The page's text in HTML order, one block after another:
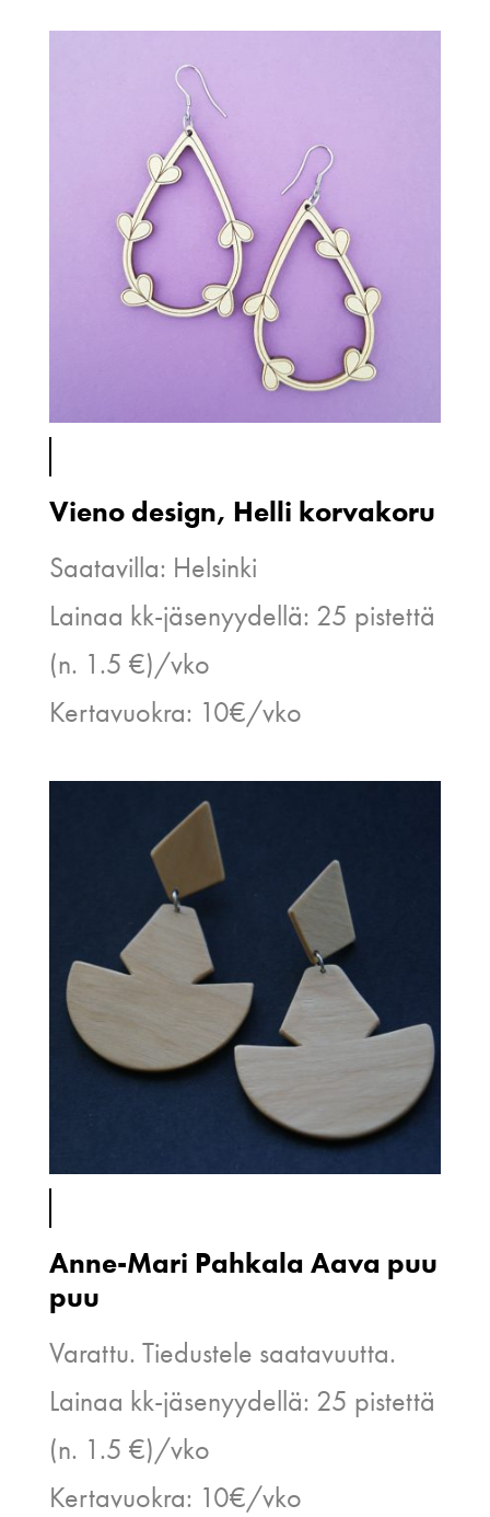
Vieno design, Helli korvakoru
Saatavilla: Helsinki
Lainaa kk-jäsenyydellä: 25 pistettä
(n. 1.5 €)/vko
Kertavuokra: 10€/vko
Anne-Mari Pahkala Aava puu
puu
Varattu. Tiedustele saatavuutta.
Lainaa kk-jäsenyydellä: 25 pistettä
(n. 1.5 €)/vko
Kertavuokra: 10€/vko